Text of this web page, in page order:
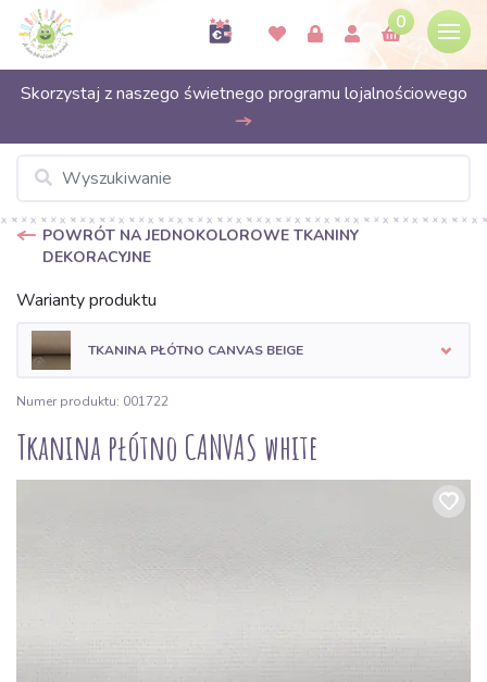
0
Skorzystaj z naszego świetnego programu lojalnościowego
POWRÓT NA JEDNOKOLOROWE TKANINY
DEKORACYJNE
Warianty produktu
TKANINA PŁÓTNO CANVAS BEIGE
Numer produktu: 001722
Tkanina płótno CANVAS white